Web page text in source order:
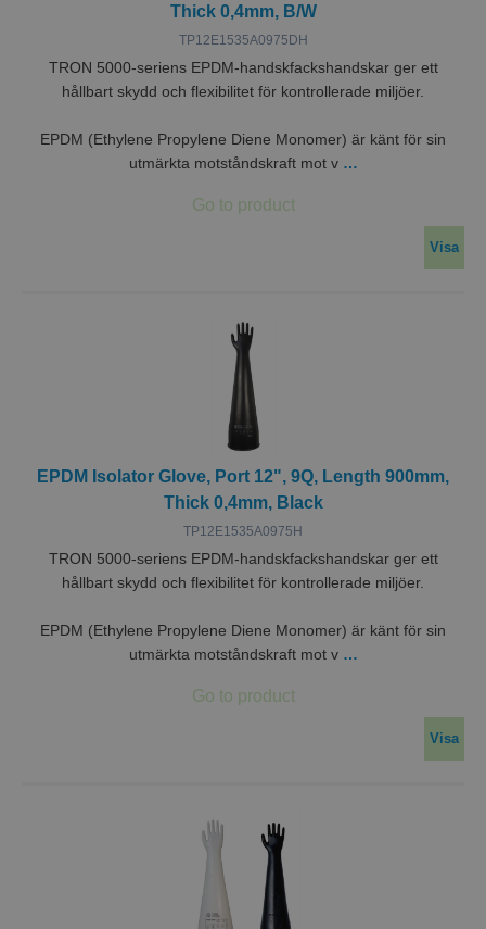
Thick 0,4mm, B/W
TP12E1535A0975DH
TRON 5000-seriens EPDM-handskfackshandskar ger ett
hållbart skydd och flexibilitet för kontrollerade miljöer.
EPDM (Ethylene Propylene Diene Monomer) är känt för sin
utmärkta motståndskraft mot v …
Visa
EPDM Isolator Glove, Port 12", 9Q, Length 900mm,
Thick 0,4mm, Black
TP12E1535A0975H
TRON 5000-seriens EPDM-handskfackshandskar ger ett
hållbart skydd och flexibilitet för kontrollerade miljöer.
EPDM (Ethylene Propylene Diene Monomer) är känt för sin
utmärkta motståndskraft mot v …
Visa